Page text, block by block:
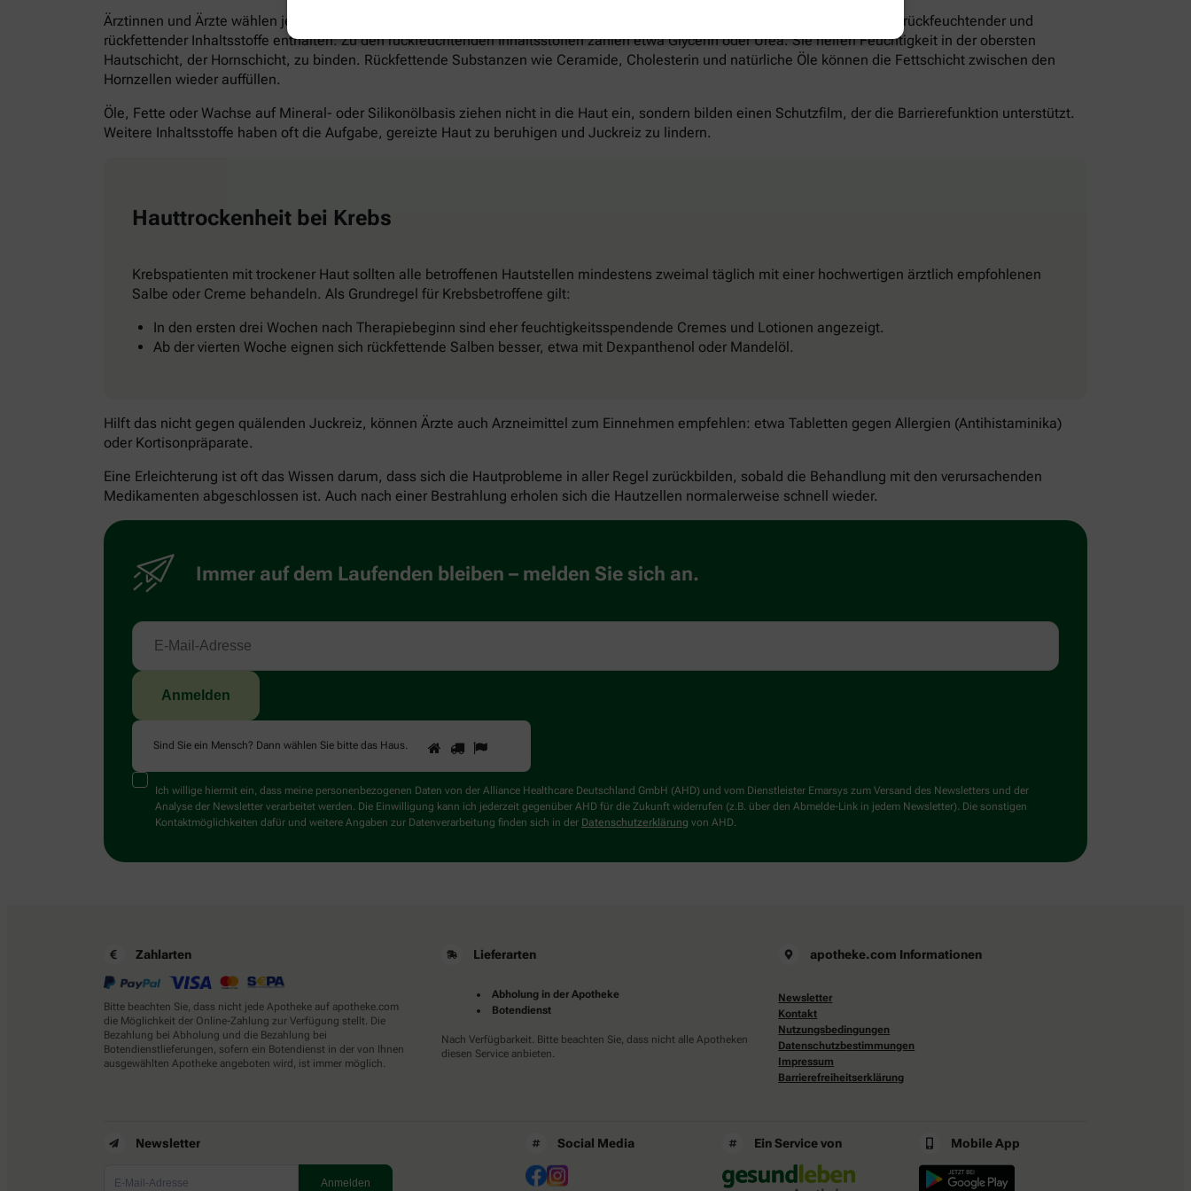
Ärztinnen und Ärzte wählen je nach Hautbefund die individuell passende Hautpflege für Sie aus. Sie wird verschiedene Anteile rückfeuchtender und
rückfettender Inhaltsstoffe enthalten: Zu den rückfeuchtenden Inhaltsstoffen zählen etwa Glycerin oder Urea. Sie helfen Feuchtigkeit in der obersten
Hautschicht, der Hornschicht, zu binden. Rückfettende Substanzen wie Ceramide, Cholesterin und natürliche Öle können die Fettschicht zwischen den
Hornzellen wieder auffüllen.
Öle, Fette oder Wachse auf Mineral- oder Silikonölbasis ziehen nicht in die Haut ein, sondern bilden einen Schutzfilm, der die Barrierefunktion unterstützt.
Weitere Inhaltsstoffe haben oft die Aufgabe, gereizte Haut zu beruhigen und Juckreiz zu lindern.
Hauttrockenheit bei Krebs
Krebspatienten mit trockener Haut sollten alle betroffenen Hautstellen mindestens zweimal täglich mit einer hochwertigen ärztlich empfohlenen
Salbe oder Creme behandeln. Als Grundregel für Krebsbetroffene gilt:
In den ersten drei Wochen nach Therapiebeginn sind eher feuchtigkeitsspendende Cremes und Lotionen angezeigt.
Ab der vierten Woche eignen sich rückfettende Salben besser, etwa mit Dexpanthenol oder Mandelöl.
Hilft das nicht gegen quälenden Juckreiz, können Ärzte auch Arzneimittel zum Einnehmen empfehlen: etwa Tabletten gegen Allergien (Antihistaminika)
oder Kortisonpräparate.
Eine Erleichterung ist oft das Wissen darum, dass sich die Hautprobleme in aller Regel zurückbilden, sobald die Behandlung mit den verursachenden
Medikamenten abgeschlossen ist. Auch nach einer Bestrahlung erholen sich die Hautzellen normalerweise schnell wieder.
Immer auf dem Laufenden bleiben – melden Sie sich an.
Sind Sie ein Mensch? Dann wählen Sie bitte das Haus.
Sie
ein
Mensch?
Dann
wählen
1 2
Ich willige hiermit ein, dass meine personenbezogenen Daten von der Alliance Healthcare Deutschland GmbH (AHD) und vom Dienstleister Emarsys zum Versand des Newsletters und der
Analyse der Newsletter verarbeitet werden. Die Einwilligung kann ich jederzeit gegenüber AHD für die Zukunft widerrufen (z.B. über den Abmelde-Link in jedem Newsletter). Die sonstigen
Kontaktmöglichkeiten dafür und weitere Angaben zur Datenverarbeitung finden sich in der Datenschutzerklärung von AHD.
Zahlarten
Bitte beachten Sie, dass nicht jede Apotheke auf apotheke.com
die Möglichkeit der Online-Zahlung zur Verfügung stellt. Die
Bezahlung bei Abholung und die Bezahlung bei
Botendienstlieferungen, sofern ein Botendienst in der von Ihnen
ausgewählten Apotheke angeboten wird, ist immer möglich.
Lieferarten
Abholung in der Apotheke
Botendienst
Nach Verfügbarkeit. Bitte beachten Sie, dass nicht alle Apotheken
diesen Service anbieten.
apotheke.com Informationen
Newsletter
Kontakt
Nutzungsbedingungen
Datenschutzbestimmungen
Impressum
Barrierefreiheitserklärung
Newsletter Social Media Ein Service von Mobile App